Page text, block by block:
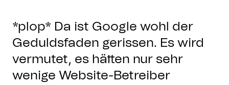
*plop* Da ist Google wohl der
Geduldsfaden gerissen. Es wird
vermutet, es hätten nur sehr
wenige Website-Betreiber